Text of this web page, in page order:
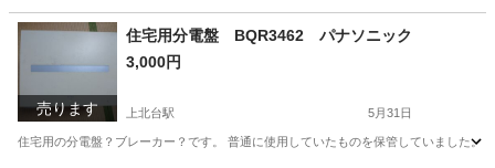
東京 東大和市 上北台駅
売ります
住宅用分電盤 BQR3462 パナソニック
3,000円
上北台駅 5月31日
住宅用の分電盤？ブレーカー？です。 普通に使用していたものを保管していました